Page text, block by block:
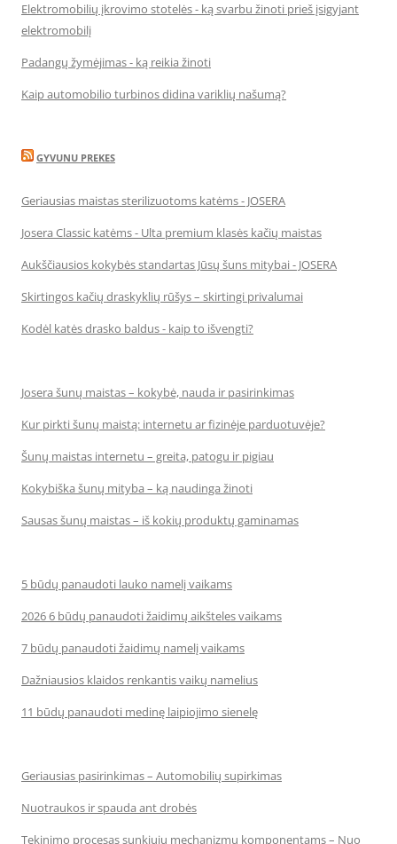
Elektromobilių įkrovimo stotelės - ką svarbu žinoti prieš įsigyjant
elektromobilį
Padangų žymėjimas - ką reikia žinoti
Kaip automobilio turbinos didina variklių našumą?
GYVUNU PREKES
Geriausias maistas sterilizuotoms katėms - JOSERA
Josera Classic katėms - Ulta premium klasės kačių maistas
Aukščiausios kokybės standartas Jūsų šuns mitybai - JOSERA
Skirtingos kačių draskyklių rūšys – skirtingi privalumai
Kodėl katės drasko baldus - kaip to išvengti?
Josera šunų maistas – kokybė, nauda ir pasirinkimas
Kur pirkti šunų maistą: internetu ar fizinėje parduotuvėje?
Šunų maistas internetu – greita, patogu ir pigiau
Kokybiška šunų mityba – ką naudinga žinoti
Sausas šunų maistas – iš kokių produktų gaminamas
5 būdų panaudoti lauko namelį vaikams
2026 6 būdų panaudoti žaidimų aikšteles vaikams
7 būdų panaudoti žaidimų namelį vaikams
Dažniausios klaidos renkantis vaikų namelius
11 būdų panaudoti medinę laipiojimo sienelę
Geriausias pasirinkimas – Automobilių supirkimas
Nuotraukos ir spauda ant drobės
Tekinimo procesas sunkiųjų mechanizmų komponentams – Nuo